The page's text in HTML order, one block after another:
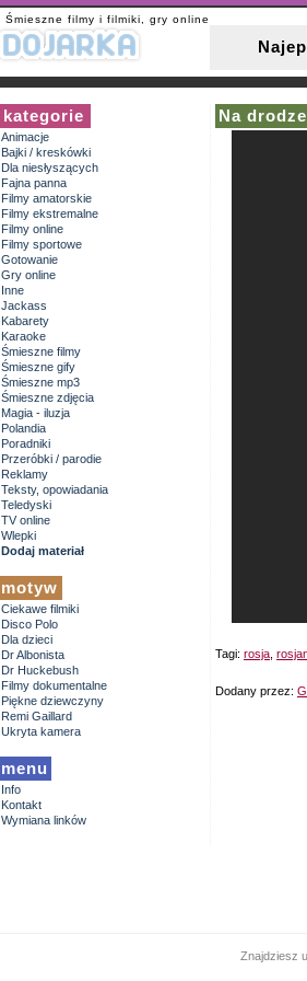
Śmieszne filmy i filmiki, gry online
kategorie
Animacje
Bajki / kreskówki
Dla niesłyszących
Fajna panna
Filmy amatorskie
Filmy ekstremalne
Filmy online
Filmy sportowe
Gotowanie
Gry online
Inne
Jackass
Kabarety
Karaoke
Śmieszne filmy
Śmieszne gify
Śmieszne mp3
Śmieszne zdjęcia
Magia - iluzja
Polandia
Poradniki
Przeróbki / parodie
Reklamy
Teksty, opowiadania
Teledyski
TV online
Wlepki
Dodaj materiał
motyw
Ciekawe filmiki
Disco Polo
Dla dzieci
Dr Albonista
Dr Huckebush
Filmy dokumentalne
Piękne dziewczyny
Remi Gaillard
Ukryta kamera
menu
Info
Kontakt
Wymiana linków
Na
Tagi: rosja
Dodany przez:
Znajdziesz